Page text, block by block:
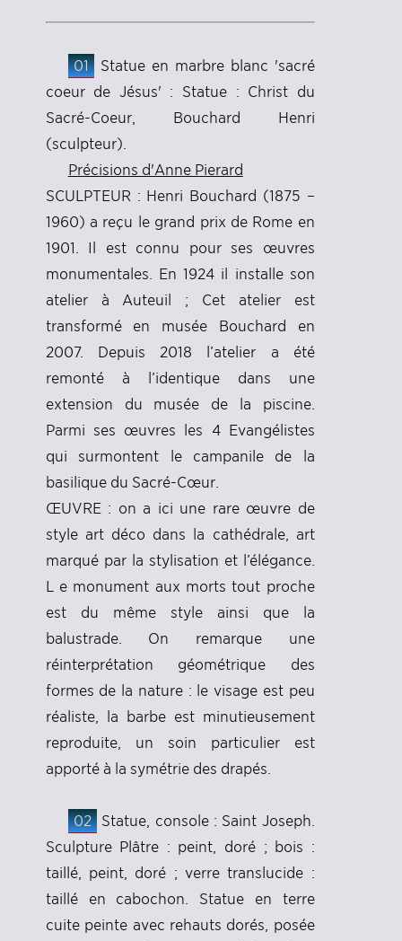
01 Statue en marbre blanc 'sacré
coeur de Jésus' : Statue : Christ du
Sacré-Coeur, Bouchard Henri
(sculpteur).
Précisions d'Anne Pierard
SCULPTEUR : Henri Bouchard (1875 –
1960) a reçu le grand prix de Rome en
1901. Il est connu pour ses œuvres
monumentales. En 1924 il installe son
atelier à Auteuil ; Cet atelier est
transformé en musée Bouchard en
2007. Depuis 2018 l’atelier a été
remonté à l’identique dans une
extension du musée de la piscine.
Parmi ses œuvres les 4 Evangélistes
qui surmontent le campanile de la
basilique du Sacré-Cœur.
ŒUVRE : on a ici une rare œuvre de
style art déco dans la cathédrale, art
marqué par la stylisation et l’élégance.
L e monument aux morts tout proche
est du même style ainsi que la
balustrade. On remarque une
réinterprétation géométrique des
formes de la nature : le visage est peu
réaliste, la barbe est minutieusement
reproduite, un soin particulier est
apporté à la symétrie des drapés.
02 Statue, console : Saint Joseph.
Sculpture Plâtre : peint, doré ; bois :
taillé, peint, doré ; verre translucide :
taillé en cabochon. Statue en terre
cuite peinte avec rehauts dorés, posée